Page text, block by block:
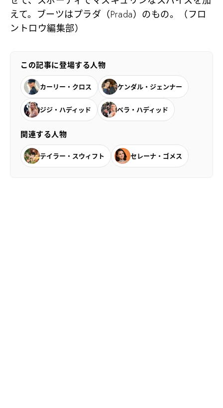
えて。ブーツはプラダ（Prada）のもの。（フロ
ントロウ編集部）
この記事に登場する人物
カーリー・クロス ケンダル・ジェンナー
ジジ・ハディッド ベラ・ハディッド
関連する人物
テイラー・スウィフト セレーナ・ゴメス